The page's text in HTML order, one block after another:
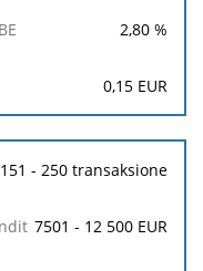
2,80 %
0,15 EUR
151 - 250 transaksione
7501 - 12 500 EUR